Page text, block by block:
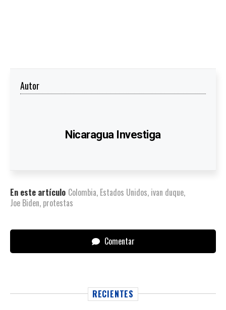
Autor
Nicaragua Investiga
En este artículo Colombia, Estados Unidos, ivan duque,
Joe Biden, protestas
Comentar
RECIENTES